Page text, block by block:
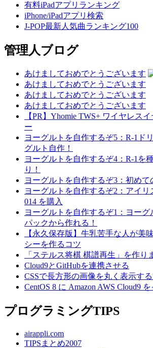
有料iPadアプリランキング
iPhone/iPadアプリ検索
J-POP最新人気曲ランキング100
管理人ブログ
あけましておめでとうございます
あけましておめでとうございます
あけましておめでとうございます
あけましておめでとうございます
【PR】Yhomie TWS+ ワイヤレス
ー
ヨーグルトを自作するぞ5：R-1ド
グルト自作！
ヨーグルトを自作するぞ4：R-1を
り！
ヨーグルトを自作するぞ3：初めて
ヨーグルトを自作するぞ2：アイ
014 を購入
ヨーグルトを自作するぞ1：ヨー
パックから作れる！
【永久保存版】牛乳苦手な人が美
シーを作るコツ
「ステルス将棋 棋譜再生」を作り
Cloud9とGitHubを連携させる
CSSで長方形の画像を丸く表示す
CentOS 8 に Amazon AWS Cloud9
プログラミングTIPS
airappli.com
TIPSまとめ2007